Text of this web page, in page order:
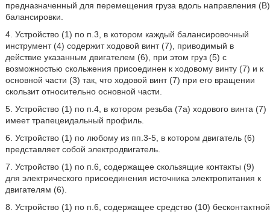
предназначенный для перемещения груза вдоль направления (В)
балансировки.
4. Устройство (1) по п.3, в котором каждый балансировочный
инструмент (4) содержит ходовой винт (7), приводимый в
действие указанным двигателем (6), при этом груз (5) с
возможностью скольжения присоединен к ходовому винту (7) и к
основной части (3) так, что ходовой винт (7) при его вращении
скользит относительно основной части.
5. Устройство (1) по п.4, в котором резьба (7а) ходового винта (7)
имеет трапецеидальный профиль.
6. Устройство (1) по любому из пп.3-5, в котором двигатель (6)
представляет собой электродвигатель.
7. Устройство (1) по п.6, содержащее скользящие контакты (9)
для электрического присоединения источника электропитания к
двигателям (6).
8. Устройство (1) по п.6, содержащее средство (10) бесконтактной